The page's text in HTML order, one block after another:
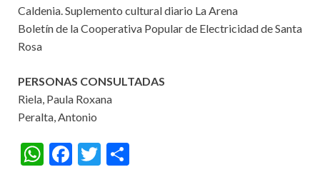
Caldenia. Suplemento cultural diario La Arena
Boletín de la Cooperativa Popular de Electricidad de Santa
Rosa
PERSONAS CONSULTADAS
Riela, Paula Roxana
Peralta, Antonio
W F
T